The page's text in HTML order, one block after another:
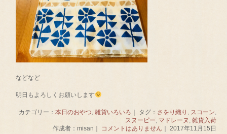
などなど
明日もよろしくお願いします
カテゴリー： 本日のおやつ, 雑貨いろいろ ｜ タグ： さをり織り , スコーン,
スヌーピー, マドレーヌ , 雑貨入荷
作成者：misan｜ コメントはありません ｜ 2017年11月15日